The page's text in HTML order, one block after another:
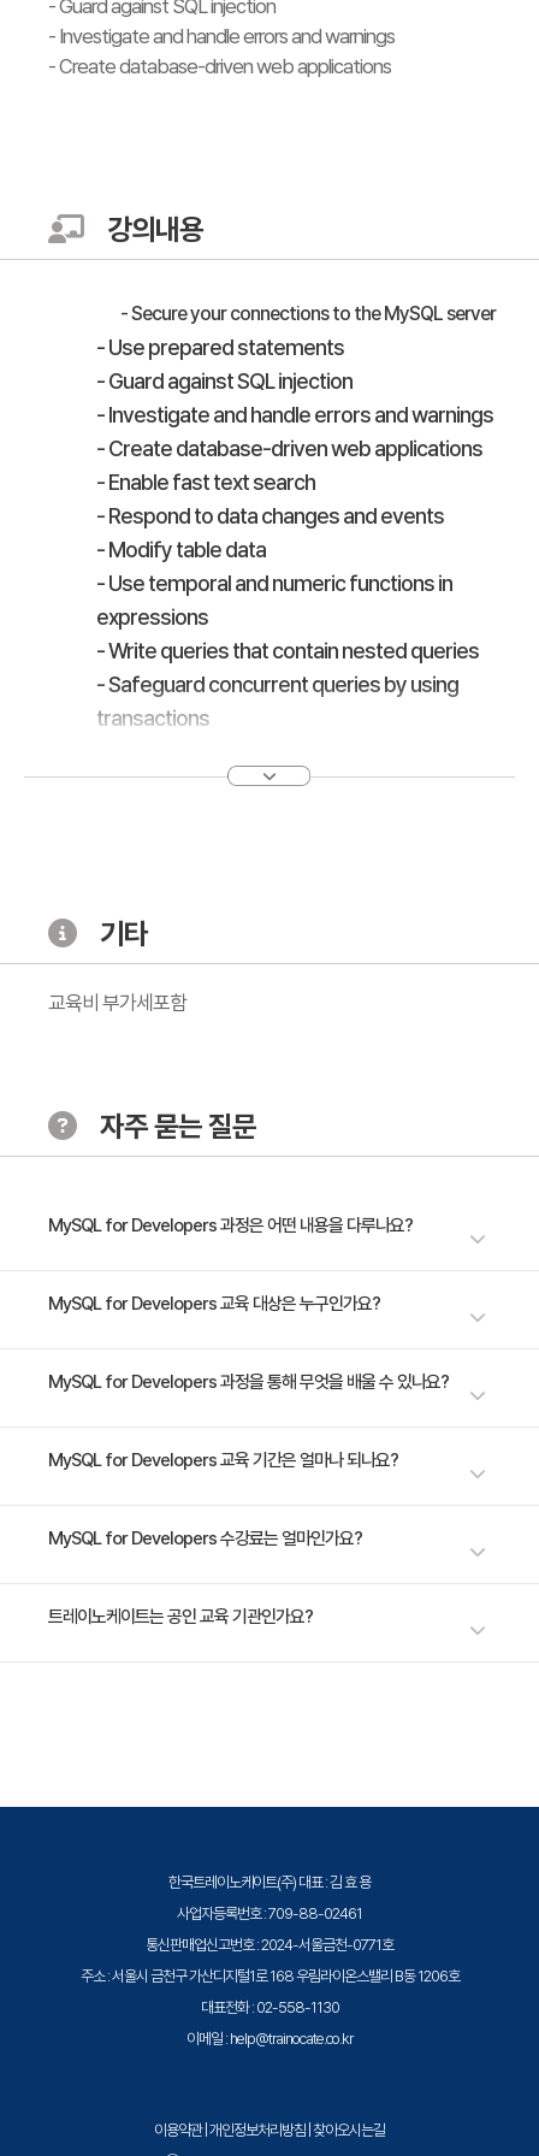
- Guard against SQL injection
- Investigate and handle errors and warnings
- Create database-driven web applications
강의내용
- Secure your connections to the MySQL server
- Use prepared statements
- Guard against SQL injection
- Investigate and handle errors and warnings
- Create database-driven web applications
- Enable fast text search
- Respond to data changes and events
- Modify table data
- Use temporal and numeric functions in
expressions
- Write queries that contain nested queries
- Safeguard concurrent queries by using
transactions
- Use NoSQL and JSON document stores
- Gain an understanding of the MySQL Cloud
Service
기타
교육비 부가세포함
자주 묻는 질문
MySQL for Developers 과정은 어떤 내용을 다루나요?
* 09:30 ~ 17:00 (30시간 / 5일) (점심시간:1시간30분) 개발자용 MySQL
습합니다.. 전문 Oracle 강사가 커넥터를 사용하여 MySQL 데이터베이스
MySQL for Developers 교육 대상은 누구인가요?
- Application Developers - Data Analyst - Developer - Support
MySQL for Developers 과정을 통해 무엇을 배울 수 있나요?
- Secure your connections to the MySQL server - Use prepared
MySQL for Developers 교육 기간은 얼마나 되나요?
5일 과정입니다. 상세 일정은 교육 페이지에서 확인하실 수 있습니다.
MySQL for Developers 수강료는 얼마인가요?
수강료는 1,291,500원(VAT 별도)입니다. 고용보험 환급 및 기업 할인 혜택
트레이노케이트는 공인 교육 기관인가요?
한국트레이노케이트(주) 대표 : 김 효 용
사업자등록번호 : 709-88-02461
통신판매업신고번호 : 2024-서울금천-0771호
주소 : 서울시 금천구 가산디지털1로 168 우림라이온스밸리 B동 1206호
대표전화 : 02-558-1130
이메일 : help@trainocate.co.kr
이용약관| 개인정보처리방침 찾아오시는길